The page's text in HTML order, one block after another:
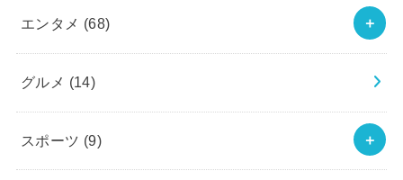
エンタメ (68)
グルメ (14)
スポーツ (9)